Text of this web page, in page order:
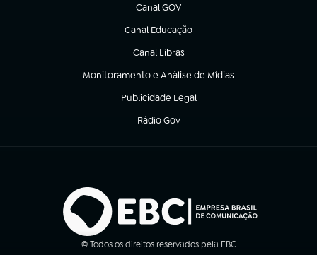
Canal GOV
(abre em nova aba)
Canal Educação
(abre em nova aba)
Canal Libras
(abre em nova aba)
Monitoramento e Análise de Mídias
(abre em nova aba)
Publicidade Legal
(abre em nova aba)
Rádio Gov
(abre em nova aba)
© Todos os direitos reservados pela EBC